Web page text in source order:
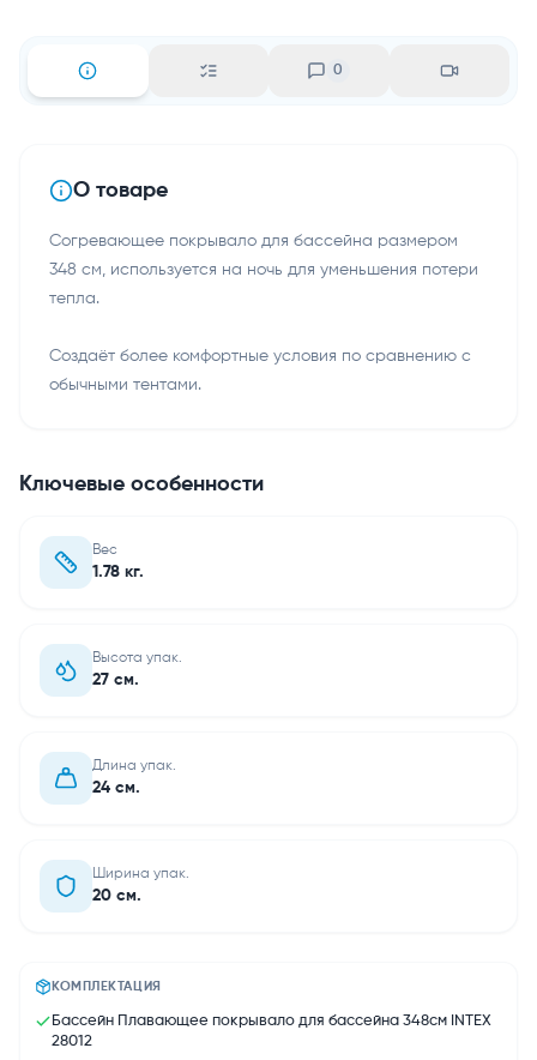
0
О товаре
Согревающее покрывало для бассейна размером
348 см, используется на ночь для уменьшения потери
тепла.
Создаёт более комфортные условия по сравнению с
обычными тентами.
Ключевые особенности
Вес
1.78 кг.
Высота упак.
27 см.
Длина упак.
24 см.
Ширина упак.
20 см.
КОМПЛЕКТАЦИЯ
Бассейн Плавающее покрывало для бассейна 348см INTEX
28012